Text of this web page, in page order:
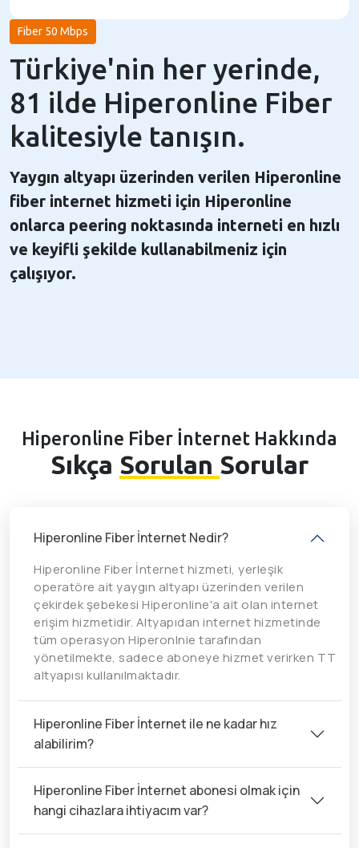
Fiber 50 Mbps
Türkiye'nin her yerinde,
81 ilde Hiperonline Fiber
kalitesiyle tanışın.
Yaygın altyapı üzerinden verilen Hiperonline
fiber internet hizmeti için Hiperonline
onlarca peering noktasında interneti en hızlı
ve keyifli şekilde kullanabilmeniz için
çalışıyor.
Hiperonline Fiber İnternet Hakkında
Sıkça Sorulan Sorular
Hiperonline Fiber İnternet Nedir?
Hiperonline Fiber İnternet hizmeti, yerleşik
operatöre ait yaygın altyapı üzerinden verilen
çekirdek şebekesi Hiperonline'a ait olan internet
erişim hizmetidir. Altyapıdan internet hizmetinde
tüm operasyon Hiperonlnie tarafından
yönetilmekte, sadece aboneye hizmet verirken TT
altyapısı kullanılmaktadır.
Hiperonline Fiber İnternet ile ne kadar hız
alabilirim?
Hiperonline Fiber İnternet abonesi olmak için
hangi cihazlara ihtiyacım var?